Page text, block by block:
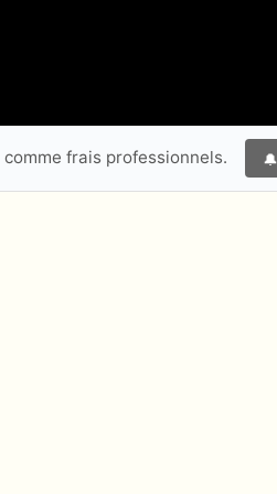
frais professionnels.